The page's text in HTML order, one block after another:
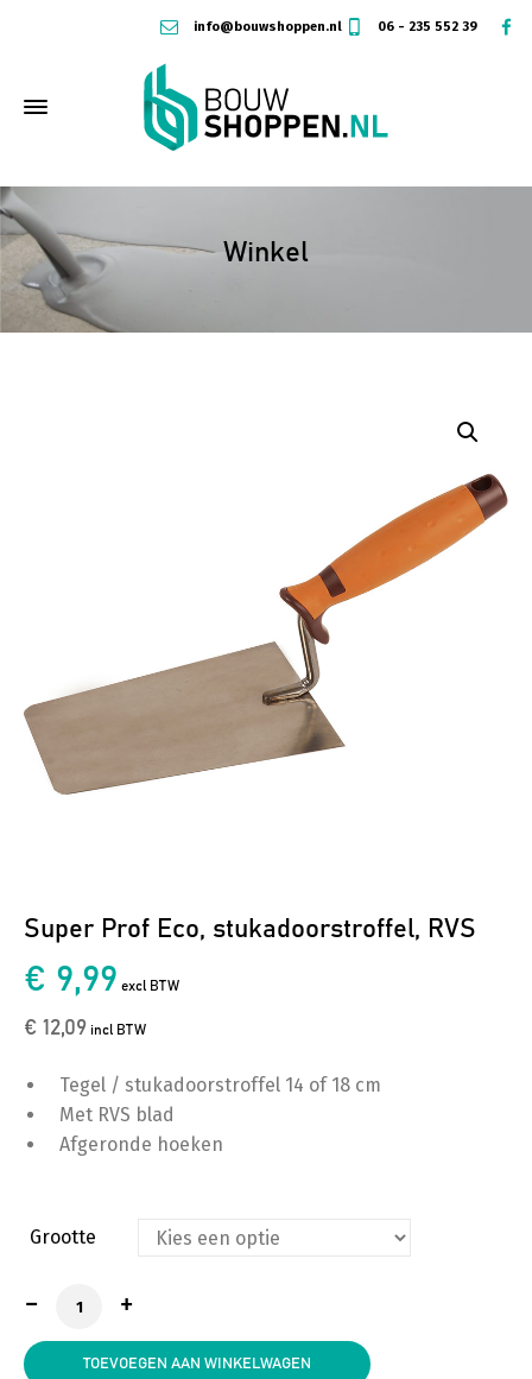
info@bouwshoppen.nl 06 - 235 552 39
Winkel
Super Prof Eco, stukadoorstroffel, RVS
€ 9,99 excl BTW
€ 12,09 incl BTW
Tegel / stukadoorstroffel 14 of 18 cm
Met RVS blad
Afgeronde hoeken
Grootte
Super Prof Eco, stukadoorstroffel, RVS aantal
TOEVOEGEN AAN WINKELWAGEN